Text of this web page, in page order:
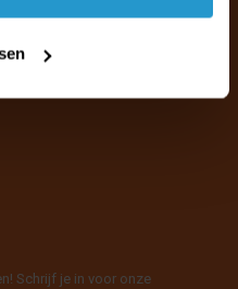
Schrijf je in voor onze